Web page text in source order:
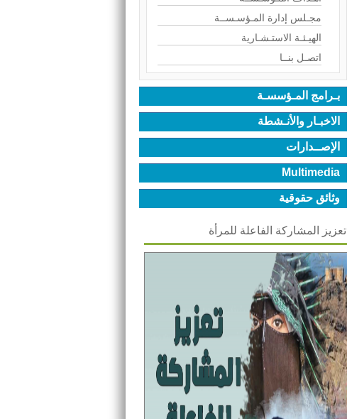
مجـلس إدارة المـؤسـســة
الهيـئـة الاستـشـارية
اتصـل بنــا
بـرامج المـؤسسـة
الاخبـار والأنـشطة
الإصــدارات
Multimedia
وثائق حقوقية
تعزيز المشاركة الفاعلة للمرأة